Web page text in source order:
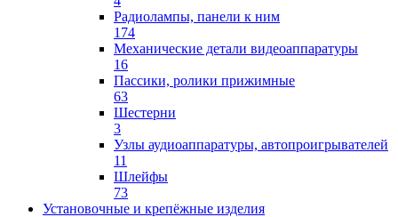
Радиолампы, панели к ним
174
Механические детали видеоаппаратуры
16
Пассики, ролики прижимные
63
Шестерни
3
Узлы аудиоаппаратуры, автопроигрывателей
11
Шлейфы
73
Установочные и крепёжные изделия